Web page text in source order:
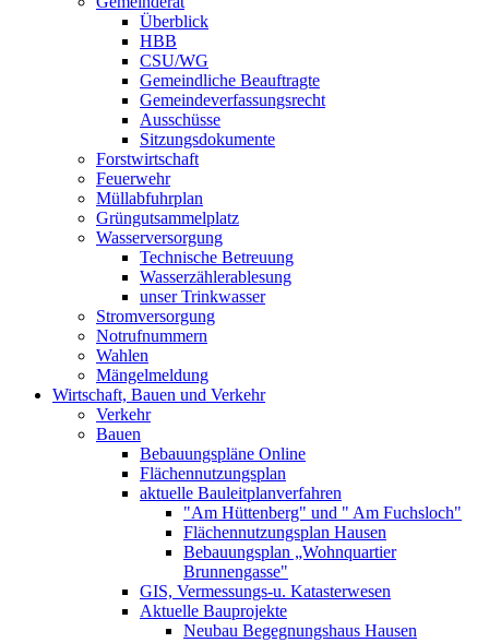
Überblick
HBB
CSU/WG
Gemeindliche Beauftragte
Gemeindeverfassungsrecht
Ausschüsse
Sitzungsdokumente
Forstwirtschaft
Feuerwehr
Müllabfuhrplan
Grüngutsammelplatz
Wasserversorgung
Technische Betreuung
Wasserzählerablesung
unser Trinkwasser
Stromversorgung
Notrufnummern
Wahlen
Mängelmeldung
Wirtschaft, Bauen und Verkehr
Verkehr
Bauen
Bebauungspläne Online
Flächennutzungsplan
aktuelle Bauleitplanverfahren
"Am Hüttenberg" und " Am Fuchsloch"
Flächennutzungsplan Hausen
Bebauungsplan „Wohnquartier
Brunnengasse"
GIS, Vermessungs-u. Katasterwesen
Aktuelle Bauprojekte
Neubau Begegnungshaus Hausen